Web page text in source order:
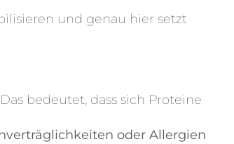
und genau hier setzt
Das bedeutet, dass sich Proteine
oder Allergien